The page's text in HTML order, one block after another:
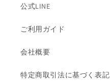
公式LINE
ご利用ガイド
会社概要
特定商取引法に基づく表記